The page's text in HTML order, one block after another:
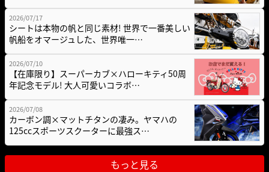
2026/07/17
シートは本物の帆と同じ素材! 世界で一番美しい
帆船をオマージュした、世界唯一…
2026/07/10
【在庫限り】スーパーカブ×ハローキティ50周
年記念モデル! 大人可愛いコラボ…
2026/07/08
カーボン調×マットチタンの凄み。ヤマハの
125ccスポーツスクーターに最強ス…
もっと見る